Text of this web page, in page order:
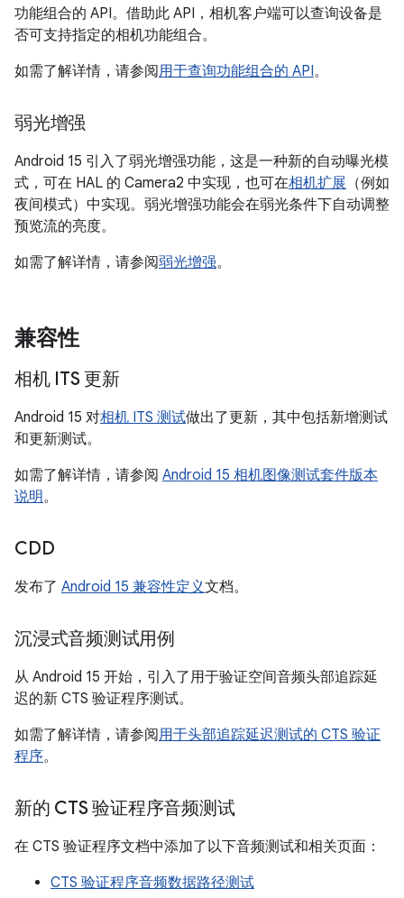
功能组合的 API。借助此 API，相机客户端可以查询设备是
否可支持指定的相机功能组合。
如需了解详情，请参阅用于查询功能组合的 API。
弱光增强
Android 15 引入了弱光增强功能，这是一种新的自动曝光模
式，可在 HAL 的 Camera2 中实现，也可在相机扩展 （例如
夜间模式）中实现。弱光增强功能会在弱光条件下自动调整
预览流的亮度。
如需了解详情，请参阅弱光增强。
兼容性
相机 ITS 更新
Android 15 对相机 ITS 测试做出了更新，其中包括新增测试
和更新测试。
如需了解详情，请参阅 Android 15 相机图像测试套件版本
说明。
CDD
发布了 Android 15 兼容性定义文档。
沉浸式音频测试用例
从 Android 15 开始，引入了用于验证空间音频头部追踪延
迟的新 CTS 验证程序测试。
如需了解详情，请参阅用于头部追踪延迟测试的 CTS 验证
程序。
新的 CTS 验证程序音频测试
在 CTS 验证程序文档中添加了以下音频测试和相关页面：
CTS 验证程序音频数据路径测试